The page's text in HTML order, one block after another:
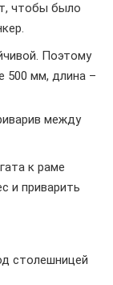
чтобы было
Поэтому
500 мм, длина –
между
к раме
и приварить
столешницей